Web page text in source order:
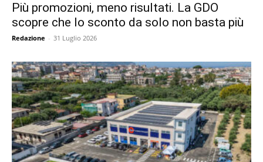
Più promozioni, meno risultati. La GDO
scopre che lo sconto da solo non basta più
Redazione - 31 Luglio 2026